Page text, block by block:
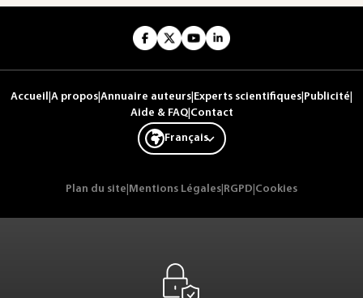
Accueil A propos Annuaire auteurs Experts scientifiques Publicité
Aide & FAQ| Contact
Français
Plan du site Mentions Légales RGPD Cookies